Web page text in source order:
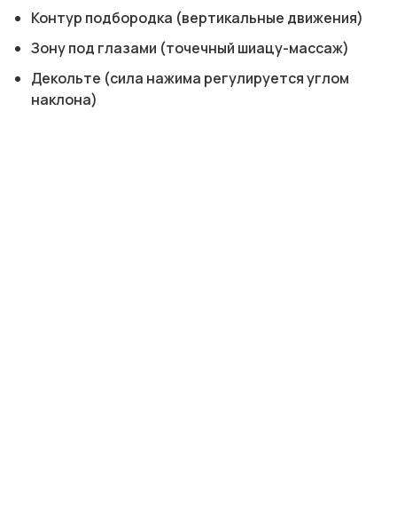
Контур подбородка (вертикальные движения)
Зону под глазами (точечный шиацу-массаж)
Декольте (сила нажима регулируется углом
наклона)